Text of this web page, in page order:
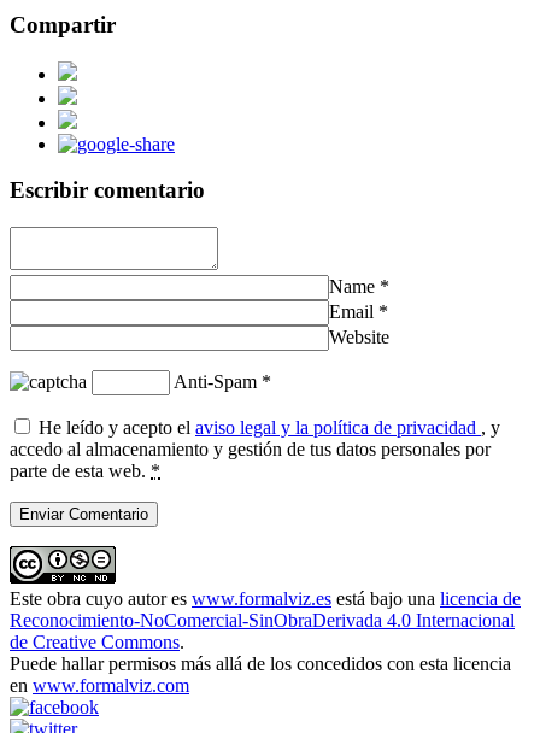
Compartir
Escribir comentario
Name *
Email *
Website
Anti-Spam *
He leído y acepto el aviso legal y la política de privacidad , y
accedo al almacenamiento y gestión de tus datos personales por
parte de esta web. *
Este obra cuyo autor es www.formalviz.es está bajo una licencia de
Reconocimiento-NoComercial-SinObraDerivada 4.0 Internacional
de Creative Commons.
Puede hallar permisos más allá de los concedidos con esta licencia
en www.formalviz.com